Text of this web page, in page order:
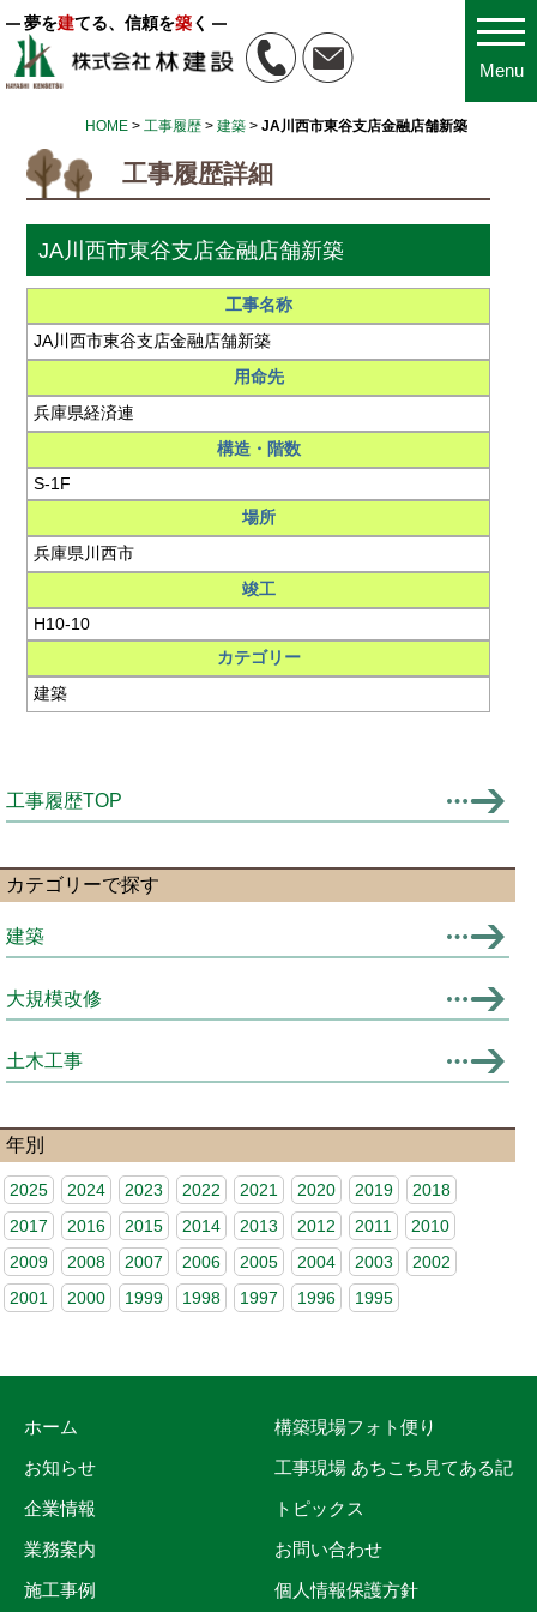
Menu
夢を建てる、信頼を築く
HOME >工事履歴 >建築 >JA川西市東谷支店金融店舗新築
工事履歴詳細
JA川西市東谷支店金融店舗新築
工事名称
JA川西市東谷支店金融店舗新築
用命先
兵庫県経済連
構造・階数
S-1F
場所
兵庫県川西市
竣工
H10-10
カテゴリー
建築
工事履歴TOP
カテゴリーで探す
建築
大規模改修
土木工事
年別
2025 2024 2023 2022 2021 2020 2019
2018
2017
2016 2015 2014 2013 2012 2011
2010
2009
2008 2007 2006 2005 2004 2003
2002
2001
2000 1999 1998 1997 1996 1995
ホーム
お知らせ
企業情報
業務案内
施工事例
構築現場フォト便り
工事現場 あちこち見てある記
トピックス
お問い合わせ
個人情報保護方針